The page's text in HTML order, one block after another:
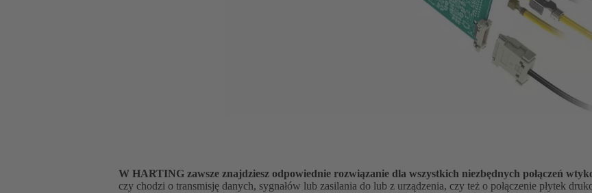
W HARTING zawsze znajdziesz odpowiednie rozwiązanie dla wszystkich niezbędnych połączeń
czy chodzi o transmisję danych, sygnałów lub zasilania do lub z urządzenia, czy też o połączenie płytek